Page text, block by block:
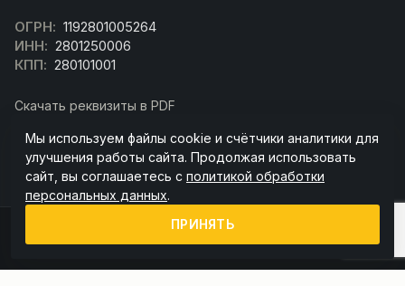
ОГРН: 1192801005264
ИНН: 2801250006
КПП: 280101001
Скачать реквизиты в PDF
(Скачать договор)
Мы используем файлы cookie и счётчики аналитики для
улучшения работы сайта. Продолжая использовать
сайт, вы соглашаетесь с политикой обработки
персональных данных.
ПРИНЯТЬ